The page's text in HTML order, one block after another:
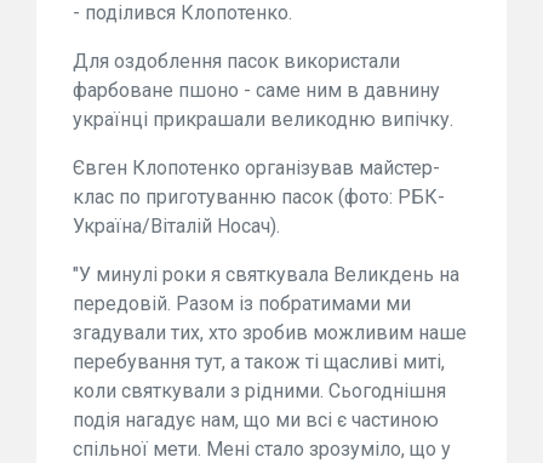
- поділився Клопотенко.
Для оздоблення пасок використали
фарбоване пшоно - саме ним в давнину
українці прикрашали великодню випічку.
Євген Клопотенко організував майстер-
клас по приготуванню пасок (фото: РБК-
Україна/Віталій Носач).
"У минулі роки я святкувала Великдень на
передовій. Разом із побратимами ми
згадували тих, хто зробив можливим наше
перебування тут, а також ті щасливі миті,
коли святкували з рідними. Сьогоднішня
подія нагадує нам, що ми всі є частиною
спільної мети. Мені стало зрозуміло, що у